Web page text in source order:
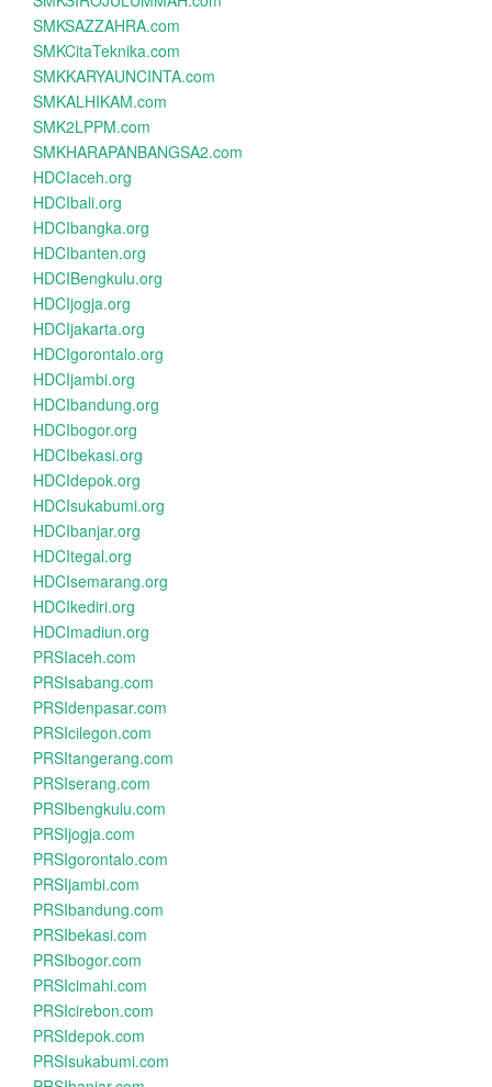
SMKSAZZAHRA.com
SMKCitaTeknika.com
SMKKARYAUNCINTA.com
SMKALHIKAM.com
SMK2LPPM.com
SMKHARAPANBANGSA2.com
HDCIaceh.org
HDCIbali.org
HDCIbangka.org
HDCIbanten.org
HDCIBengkulu.org
HDCIjogja.org
HDCIjakarta.org
HDCIgorontalo.org
HDCIjambi.org
HDCIbandung.org
HDCIbogor.org
HDCIbekasi.org
HDCIdepok.org
HDCIsukabumi.org
HDCIbanjar.org
HDCItegal.org
HDCIsemarang.org
HDCIkediri.org
HDCImadiun.org
PRSIaceh.com
PRSIsabang.com
PRSIdenpasar.com
PRSIcilegon.com
PRSItangerang.com
PRSIserang.com
PRSIbengkulu.com
PRSIjogja.com
PRSIgorontalo.com
PRSIjambi.com
PRSIbandung.com
PRSIbekasi.com
PRSIbogor.com
PRSIcimahi.com
PRSIcirebon.com
PRSIdepok.com
PRSIsukabumi.com